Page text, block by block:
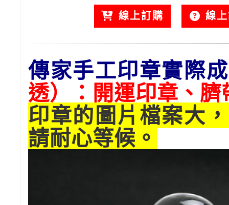
線上訂購 線
傳家手工印章實際
透）：開運印章、臍
印章的圖片檔案大
請耐心等候。